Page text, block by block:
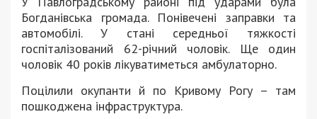
Богданівська громада. Понівечені заправки та
автомобілі. У стані середньої тяжкості
госпіталізований 62-річний чоловік. Ще один
чоловік 40 років лікуватиметься амбулаторно.
Поцілили окупанти й по Кривому Рогу – там
пошкоджена інфраструктура.